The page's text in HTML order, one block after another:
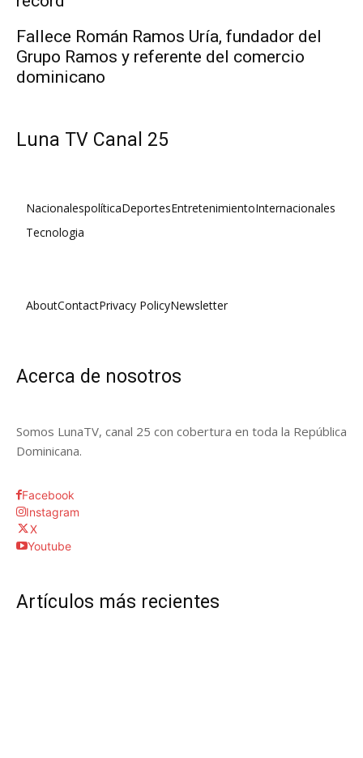
Fallece Román Ramos Uría, fundador del
Grupo Ramos y referente del comercio
dominicano
Luna TV Canal 25
NacionalespolíticaDeportesEntretenimientoInternacionales
Tecnologia
AboutContactPrivacy PolicyNewsletter
Acerca de nosotros
Somos LunaTV, canal 25 con cobertura en toda la República
Dominicana.
Facebook
Instagram
X
Youtube
Artículos más recientes